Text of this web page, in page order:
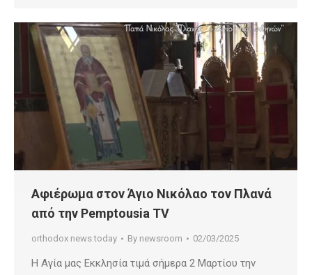
Αφιέρωμα στον Άγιο Νικόλαο τον Πλανά
από την Pemptousia TV
orthodox news today By newsroom 02/03/2025
Η Αγία μας Εκκλησία τιμά σήμερα 2 Μαρτίου την